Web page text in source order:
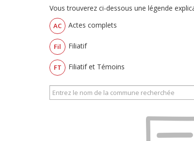
Vous trouverez ci-dessous une légende
AC Actes complets
Fil Filiatif
FT Filiatif et Témoins